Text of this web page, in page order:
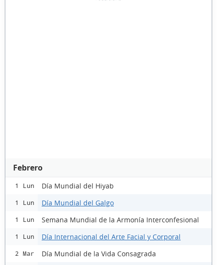
Febrero
1 Lun Día Mundial del Hiyab
1 Lun Día Mundial del Galgo
1 Lun Semana Mundial de la Armonía Interconfesional
1 Lun Día Internacional del Arte Facial y Corporal
2 Mar Día Mundial de la Vida Consagrada